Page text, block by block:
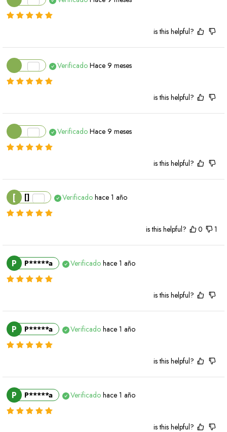
is this helpful?
Verificado Hace 9 meses
is this helpful?
Verificado Hace 9 meses
is this helpful?
[ [] Verificado hace 1 año
is this helpful? 0 1
P P*****a Verificado hace 1 año
is this helpful?
P P*****a Verificado hace 1 año
is this helpful?
P P*****a Verificado hace 1 año
is this helpful?